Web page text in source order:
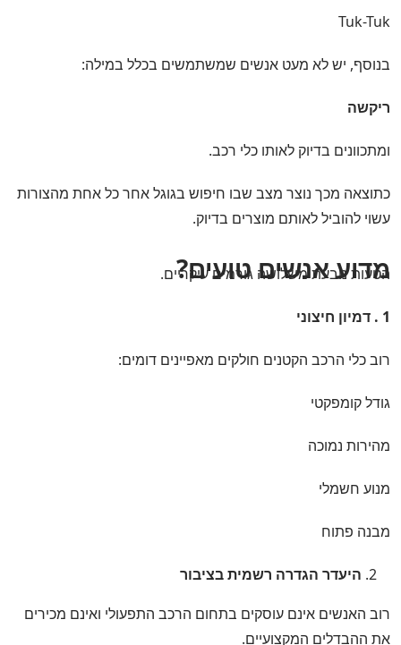
Tuk-Tuk
בנוסף, יש לא מעט אנשים שמשתמשים בכלל במילה:
ריקשה
ומתכוונים בדיוק לאותו כלי רכב.
כתוצאה מכך נוצר מצב שבו חיפוש בגוגל אחר כל אחת מהצורות
עשוי להוביל לאותם מוצרים בדיוק.
מדוע אנשים טועים?
הטעות נובעת משלושה גורמים עיקריים.
1 . דמיון חיצוני
רוב כלי הרכב הקטנים חולקים מאפיינים דומים:
גודל קומפקטי
מהירות נמוכה
מנוע חשמלי
מבנה פתוח
היעדר הגדרה רשמית בציבור
רוב האנשים אינם עוסקים בתחום הרכב התפעולי ואינם מכירים
את ההבדלים המקצועיים.